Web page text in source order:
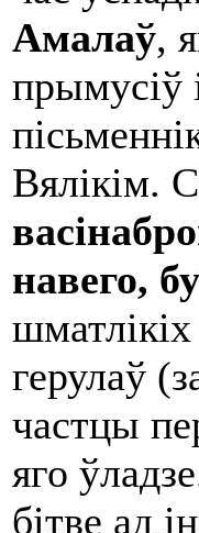
Амалаў,
прымусіў
Вялікім.
навего,
герулаў
частцы
яго
бітве ад